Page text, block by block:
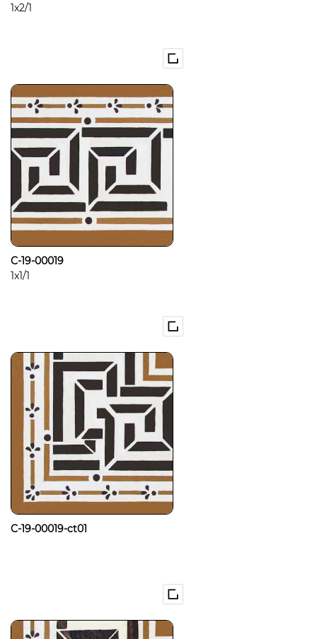
1x2/1
C-19-00019
1x1/1
C-19-00019-ct01